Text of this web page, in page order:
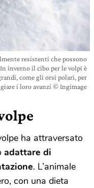
resistenti che possono
inverno il cibo per le volpi è
come gli orsi polari, per
i loro avanzi © Ingimage
ha attraversato
adattare di
. L’animale
con una dieta